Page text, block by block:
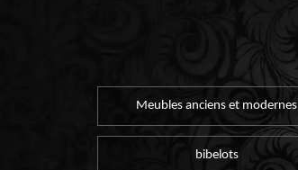
Meubles anciens et modernes
bibelots